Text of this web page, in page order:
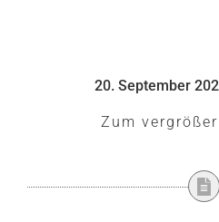
20. September
Zum